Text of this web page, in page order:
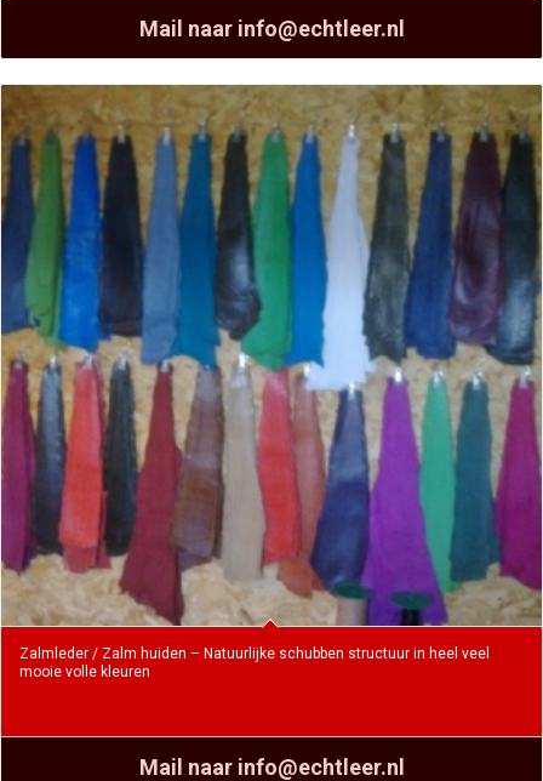
Mail naar info@echtleer.nl
Zalmleder / Zalm huiden – Natuurlijke schubben structuur in heel veel
mooie volle kleuren
Mail naar info@echtleer.nl